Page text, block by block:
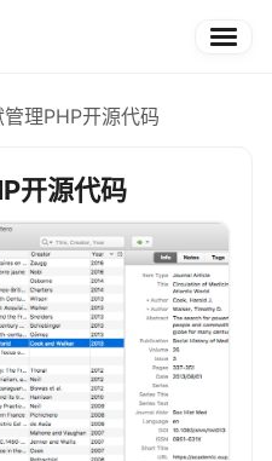
理PHP开源代码
开源代码